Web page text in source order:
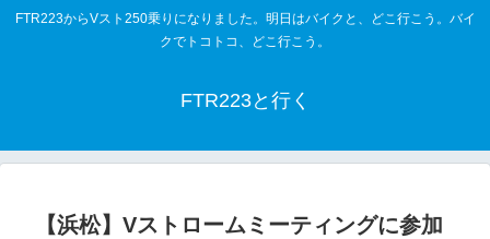
FTR223からVスト250乗りになりました。明日はバイクと、どこ行こう。バイ
クでトコトコ、どこ行こう。
FTR223と行く
【浜松】Vストロームミーティングに参加
A- A+